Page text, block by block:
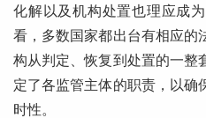
化解以及机构处置也理应成
看，多数国家都出台有相应的
构从判定、恢复到处置的一整
定了各监管主体的职责，以确
时性。